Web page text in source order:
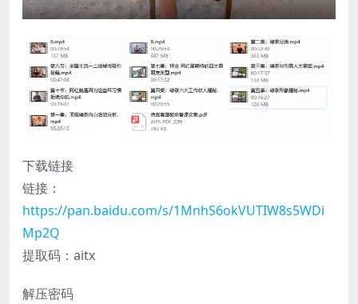
下载链接
链接：
https://pan.baidu.com/s/1MnhS6okVUTIW8s5WDi
Mp2Q
提取码：aitx
解压密码